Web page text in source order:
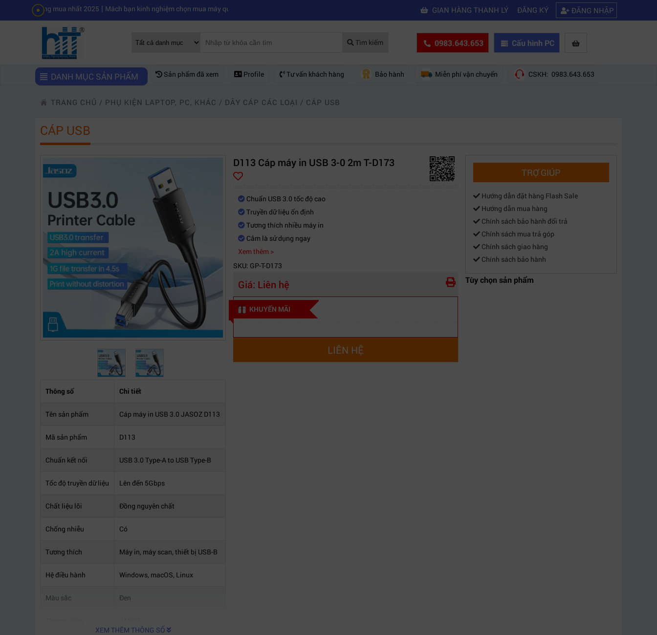
đáng mua nhất 2025 |Mách bạn kinh nghiệm chọn mua máy quay phim chuyên nghiệp Mua máy quay phim hd giá rẻ nên mua của hãng nào?|Mách bạn 5 cách khắc phục laptop không kết nối được wifi
GIAN HÀNG THANH LÝ ĐĂNG KÝ ĐĂNG NHẬP
Tìm kiếm 0983.643.653 Cấu hình PC
DANH MỤC SẢN PHẨM Sản phẩm đã xem Profile Tư vấn khách hàng Bảo hành Miễn phí vận chuyển CSKH: 0983.643.653
TRANG CHỦ / PHỤ KIỆN LAPTOP, PC, KHÁC / DÂY CÁP CÁC LOẠI / CÁP USB
CÁP USB
Thông số Chi tiết
Tên sản phẩm Cáp máy in USB 3.0 JASOZ D113
Mã sản phẩm D113
Chuẩn kết nối USB 3.0 Type-A to USB Type-B
Tốc độ truyền dữ liệu Lên đến 5Gbps
Chất liệu lõi Đồng nguyên chất
Chống nhiễu Có
Tương thích Máy in, máy scan, thiết bị USB-B
Hệ điều hành Windows, macOS, Linux
Màu sắc Đen
XEM THÊM THÔNG SỐ
D113 Cáp máy in USB 3-0 2m T-D173
Chuẩn USB 3.0 tốc độ cao
Truyền dữ liệu ổn định
Tương thích nhiều máy in
Cắm là sử dụng ngay
Xem thêm >
SKU: GP-T-D173
Giá: Liên hệ
KHUYẾN MÃI
LIÊN HỆ
TRỢ GIÚP
Hướng dẫn đặt hàng Flash Sale
Hướng dẫn mua hàng
Chính sách bảo hành đổi trả
Chính sách mua trả góp
Chính sách giao hàng
Chính sách bảo hành
Tùy chọn sản phẩm